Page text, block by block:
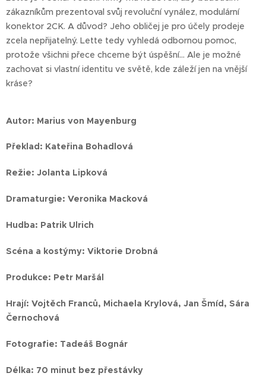
zákazníkům prezentoval svůj revoluční vynález, modulární
konektor 2CK. A důvod? Jeho obličej je pro účely prodeje
zcela nepřijatelný. Lette tedy vyhledá odbornou pomoc,
protože všichni přece chceme být úspěšní... Ale je možné
zachovat si vlastní identitu ve světě, kde záleží jen na vnější
kráse?
Autor: Marius von Mayenburg
Překlad: Kateřina Bohadlová
Režie: Jolanta Lipková
Dramaturgie: Veronika Macková
Hudba: Patrik Ulrich
Scéna a kostýmy: Viktorie Drobná
Produkce: Petr Maršál
Hrají: Vojtěch Franců, Michaela Krylová, Jan Šmíd, Sára
Černochová
Fotografie: Tadeáš Bognár
Délka: 70 minut bez přestávky